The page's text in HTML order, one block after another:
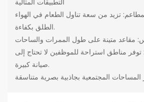
تزيد من سعة تناول الطعام في الهواء
الطلق بكفاءة.
مناطق استراحة للموظفين لا تحتاج إلى
صيانة كبيرة.